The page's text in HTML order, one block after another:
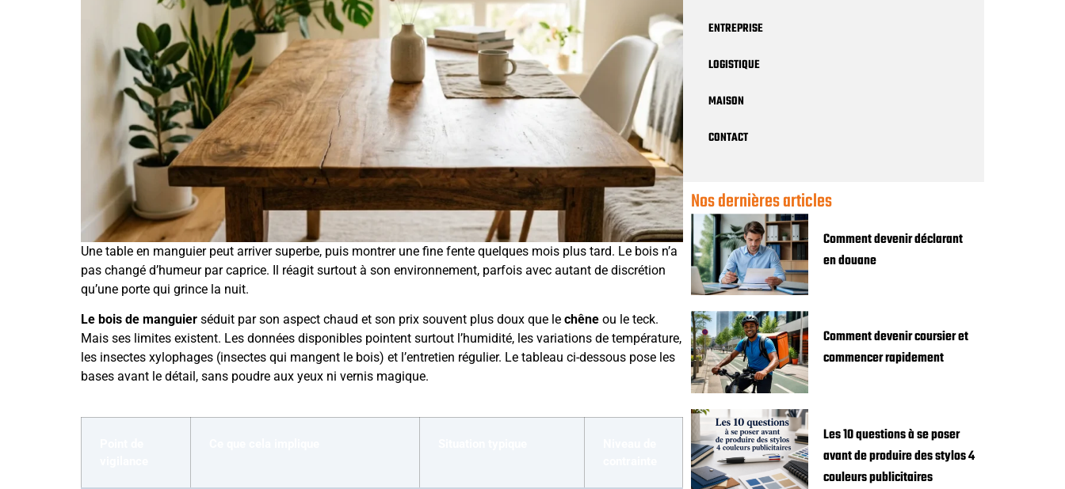
Une table en manguier peut arriver superbe, puis montrer une fine fente quelques mois plus tard. Le bois n’a
pas changé d’humeur par caprice. Il réagit surtout à son environnement, parfois avec autant de discrétion
qu’une porte qui grince la nuit.
Le bois de manguier séduit par son aspect chaud et son prix souvent plus doux que le chêne ou le teck.
Mais ses limites existent. Les données disponibles pointent surtout l’humidité, les variations de température,
les insectes xylophages (insectes qui mangent le bois) et l’entretien régulier. Le tableau ci-dessous pose les
bases avant le détail, sans poudre aux yeux ni vernis magique.
ENTREPRISE
LOGISTIQUE
MAISON
CONTACT
Nos dernières articles
Comment devenir déclarant
en douane
Comment devenir coursier et
commencer rapidement
Les 10 questions à se poser
avant de produire des stylos 4
couleurs publicitaires